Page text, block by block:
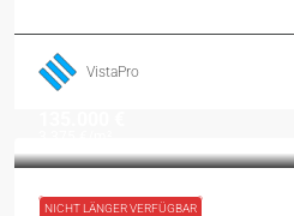
VistaPro
NICHT LÄNGER VERFÜGBAR